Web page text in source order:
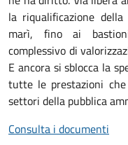
la riqualificazione
marì, fino ai
complessivo di
E ancora si sblocca la
tutte le prestazioni
settori della pubblica
Consulta i documenti